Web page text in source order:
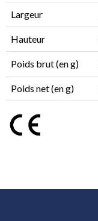
Largeur
Hauteur
Poids brut (en g)
Poids net (en g)